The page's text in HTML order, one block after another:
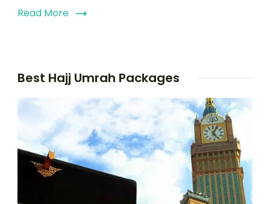
Read More
Best Hajj Umrah Packages